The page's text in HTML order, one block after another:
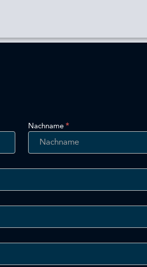
Nachname *